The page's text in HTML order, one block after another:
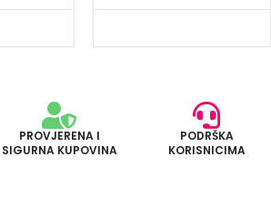
PROVJERENA I
SIGURNA KUPOVINA
PODRŠKA
KORISNICIMA